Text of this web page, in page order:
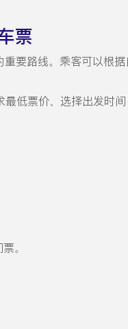
票
要路线。乘客可以根
低票价、选择出发时
。